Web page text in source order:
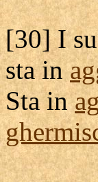
[30] I
sta in
Sta in